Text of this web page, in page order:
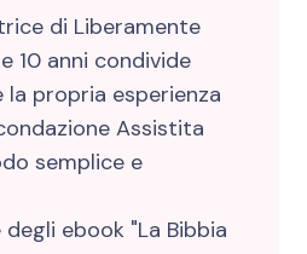
di Liberamente
10 anni condivide
la propria esperienza
Assistita
semplice e
ebook "La Bibbia